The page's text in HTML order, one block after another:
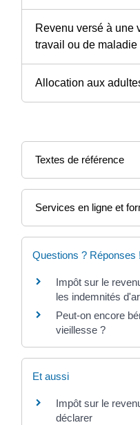
Revenu versé à une
travail ou de
Allocation aux
Textes de référence
Services en ligne et
Questions ? Réponses !
Impôt sur le
les indemnités
Peut-on encore
vieillesse ?
Et aussi
Impôt sur le
déclarer